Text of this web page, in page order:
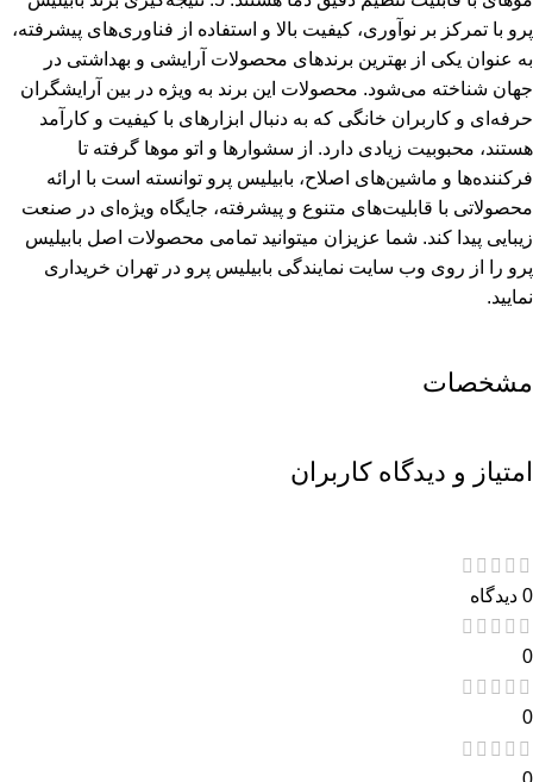
مشخصات
امتیاز و دیدگاه کاربران
0 دیدگاه
0
0